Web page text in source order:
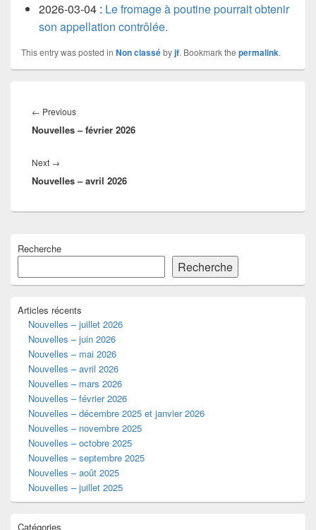
2026-03-04 : Le fromage à poutine pourrait obtenir
son appellation contrôlée.
This entry was posted in Non classébyjf. Bookmark the permalink.
de
l'article
← PreviousPrevious
post:
Nouvelles – février 2026
Next →
post:
Nouvelles – avril 2026
Sidebar
Area
Recherche
Recherche
Articles récents
Nouvelles – juillet 2026
Nouvelles – juin 2026
Nouvelles – mai 2026
Nouvelles – avril 2026
Nouvelles – mars 2026
Nouvelles – février 2026
Nouvelles – décembre 2025 et janvier 2026
Nouvelles – novembre 2025
Nouvelles – octobre 2025
Nouvelles – septembre 2025
Nouvelles – août 2025
Nouvelles – juillet 2025
Catégories